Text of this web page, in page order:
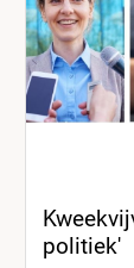
politiek'